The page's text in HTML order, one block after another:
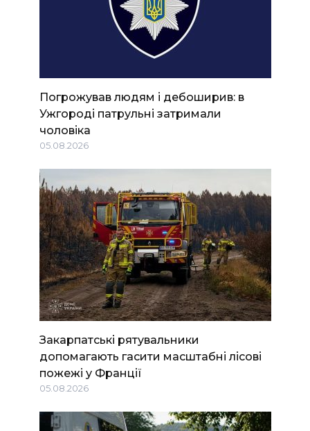
Погрожував людям і дебоширив: в
Ужгороді патрульні затримали
чоловіка
05.08.2026
Закарпатські рятувальники
допомагають гасити масштабні лісові
пожежі у Франції
05.08.2026